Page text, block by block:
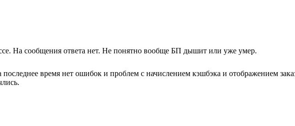
На сообщения ответа нет. Не понятно вообще БП дышит или уже умер.
время нет ошибок и проблем с начислением кэшбэка и отображением